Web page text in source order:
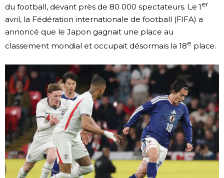
du football, devant près de 80 000 spectateurs. Le 1 er
avril, la Fédération internationale de football (FIFA) a
annoncé que le Japon gagnait une place au
classement mondial et occupait désormais la 18e place.